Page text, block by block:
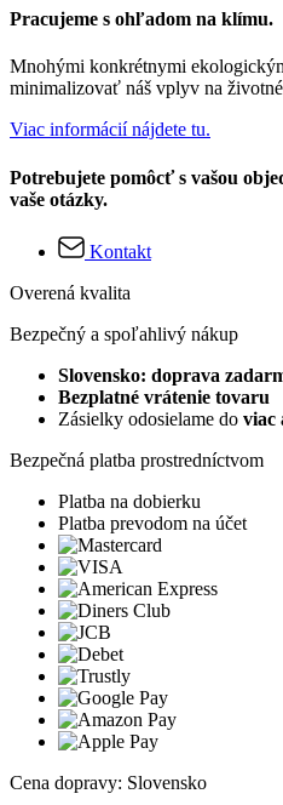
Pracujeme s ohľadom na klímu.
Mnohými konkrétnymi
minimalizovať náš vplyv na
Viac informácií nájdete tu.
Potrebujete pomôcť s vašou
vaše otázky.
Kontakt
Overená kvalita
Bezpečný a spoľahlivý nákup
Slovensko: doprava
Bezplatné vrátenie tovaru
Zásielky odosielame do viac
Bezpečná platba prostredníctvom
Platba na dobierku
Platba prevodom na účet
Cena dopravy: Slovensko